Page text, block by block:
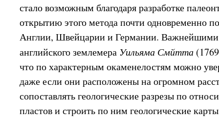
стало возможным благодаря разработке
открытию этого метода почти одновременно
Англии, Швейцарии и Германии.
английского землемера Уильяма Смйтта
что по характерным окаменелостям можно
даже если они расположены на огромном
сопоставлять геологические разрезы по
пластов и строить по ним геологические